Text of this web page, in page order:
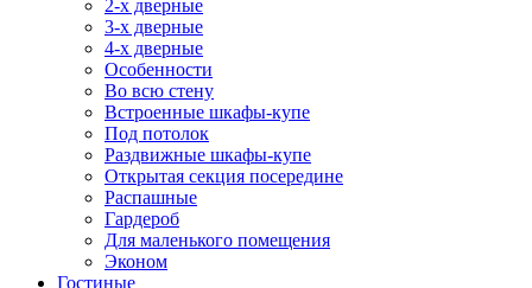
2-х дверные
3-х дверные
4-х дверные
Особенности
Во всю стену
Встроенные шкафы-купе
Под потолок
Раздвижные шкафы-купе
Открытая секция посередине
Распашные
Гардероб
Для маленького помещения
Эконом
Гостиные